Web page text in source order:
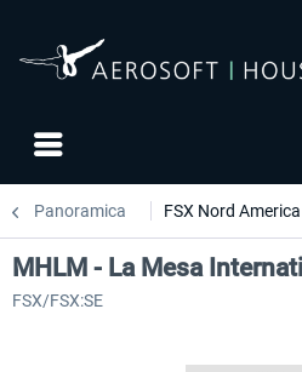
Panoramica FSX Nord America
MHLM - La Mesa
FSX/FSX:SE